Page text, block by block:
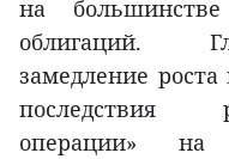
на
облигаций.
замедление
последствия
операции» на